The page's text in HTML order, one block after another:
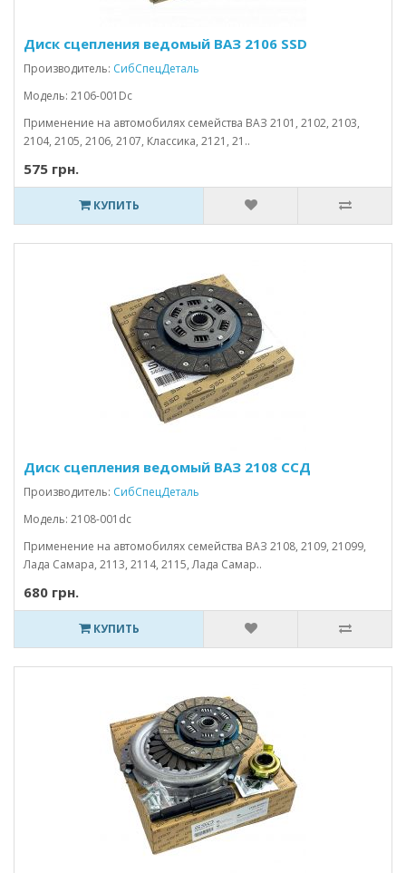
Диск сцепления ведомый ВАЗ 2106 SSD
Производитель: СибСпецДеталь
Модель: 2106-001Dc
Применение на автомобилях семейства ВАЗ 2101, 2102, 2103,
2104, 2105, 2106, 2107, Классика, 2121, 21..
575 грн.
КУПИТЬ
Диск сцепления ведомый ВАЗ 2108 ССД
Производитель: СибСпецДеталь
Модель: 2108-001dc
Применение на автомобилях семейства ВАЗ 2108, 2109, 21099,
Лада Самара, 2113, 2114, 2115, Лада Самар..
680 грн.
КУПИТЬ